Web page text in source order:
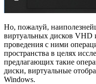
Но, пожалуй,
виртуальных дисков
проведения с ними
пространства в целях
предлагающих такие
диски, виртуальные
Windows.